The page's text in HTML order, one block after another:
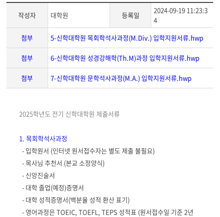
작성자 대학원 등록일
2024-09-19 11:23:3
4
첨부
5-신학대학원 목회학석사과정(M.Div.) 입학지원서류.hwp
첨부 6-신학대학원 성경강해학(Th.M)과정 입학지원서류.hwp
첨부 7-신학대학원 문학석사과정(M.A.) 입학지원서류.hwp
게
본
문
2025학년도 전기 신학대학원 제출서류
1. 목회학석사과정
- 입학원서 (인터넷 원서접수자는 별도 제출 불필요)
- 목사님 추천서 (본교 소정양식)
- 신앙진술서
- 대학 졸업(예정)증명서
- 대학 성적증명서(백분율 성적 환산 표기)
- 영어과정은TOEIC, TOEFL, TEPS 성적표 (원서접수일 기준2년